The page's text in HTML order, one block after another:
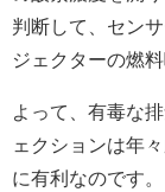
判断して、セン
ジェクターの燃
よって、有毒な
ェクションは年
に有利なのです。